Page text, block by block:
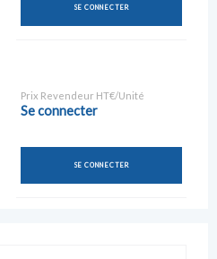
SE CONNECTER
Prix Revendeur HT€/Unité
Se connecter
SE CONNECTER